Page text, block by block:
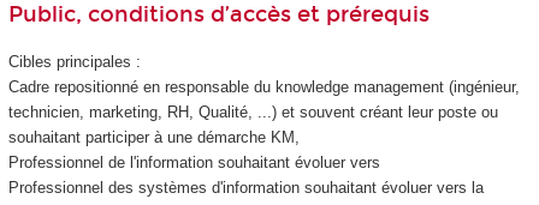
Public, conditions d’accès et prérequis
Cibles principales :
Cadre repositionné en responsable du knowledge management (ingénieur,
technicien, marketing, RH, Qualité, ...) et souvent créant leur poste ou
souhaitant participer à une démarche KM,
Professionnel de l'information souhaitant évoluer vers
Professionnel des systèmes d'information souhaitant évoluer vers la